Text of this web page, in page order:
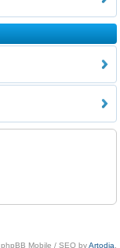
phpBB Mobile / SEO byArtodia